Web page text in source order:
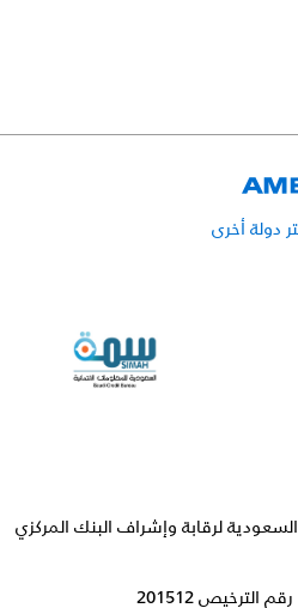
دولة أخرى
لرقابة وإشراف البنك المركزي